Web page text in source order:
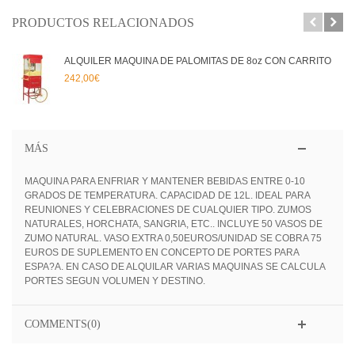
PRODUCTOS RELACIONADOS
ALQUILER MAQUINA DE PALOMITAS DE 8oz CON CARRITO
242,00€
MÁS
MAQUINA PARA ENFRIAR Y MANTENER BEBIDAS ENTRE 0-10
GRADOS DE TEMPERATURA. CAPACIDAD DE 12L. IDEAL PARA
REUNIONES Y CELEBRACIONES DE CUALQUIER TIPO. ZUMOS
NATURALES, HORCHATA, SANGRIA, ETC.. INCLUYE 50 VASOS DE
ZUMO NATURAL. VASO EXTRA 0,50EUROS/UNIDAD SE COBRA 75
EUROS DE SUPLEMENTO EN CONCEPTO DE PORTES PARA
ESPA?A. EN CASO DE ALQUILAR VARIAS MAQUINAS SE CALCULA
PORTES SEGUN VOLUMEN Y DESTINO.
COMMENTS(0)